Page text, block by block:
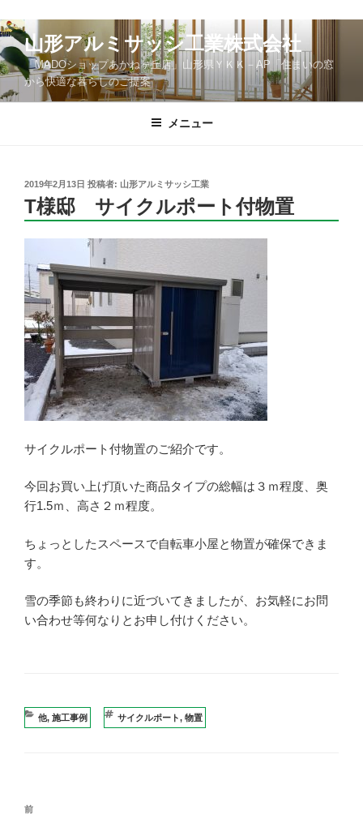
コ
ン
テ
ン
ツ
山形アルミサッシ工業株式会社
「MADOショップあかねヶ丘店」山形県ＹＫＫ－AP「住まいの窓
から快適な暮らしのご提案
メニュー
投
稿
日:
2019年2月13日 投稿者: 山形アルミサッシ工業
T様邸 サイクルポート付物置
サイクルポート付物置のご紹介です。
今回お買い上げ頂いた商品タイプの総幅は３ｍ程度、奥
行1.5ｍ、高さ２ｍ程度。
ちょっとしたスペースで自転車小屋と物置が確保できま
す。
雪の季節も終わりに近づいてきましたが、お気軽にお問
い合わせ等何なりとお申し付けください。
カ
他, 施工事例
タ
サイクルポート,物置
投
過
前